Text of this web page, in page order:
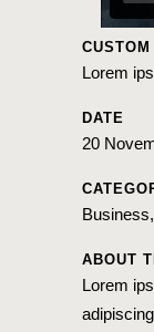
Lorem
DATE
20
ABOUT
Lorem